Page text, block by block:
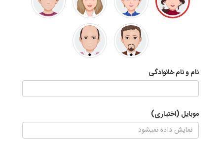
نام و نام خانوادگی
موبایل (اختیاری)